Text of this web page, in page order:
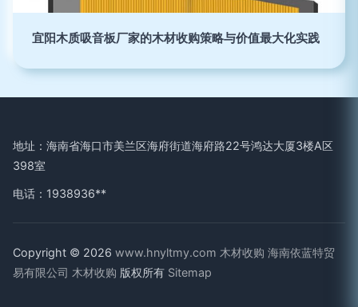
宜阳木质吸音板厂家的木材收购策略与价值最大化实践
地址：海南省海口市美兰区海府街道海府路22号鸿达大厦3楼A区
398室
电话：1938936**
Copyright © 2026 www.hnyltmy.com 木材收购 海南依蓝特贸
易有限公司 木材收购 版权所有 Sitemap